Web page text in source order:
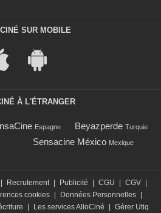
SUR MOBILE
À L'ÉTRANGER
Espagne Beyazperde Turquie
Sensacine México Mexique
Recrutement Publicité CGU CGV
cookies Données Personnelles
Les services AlloCiné Gérer Utiq